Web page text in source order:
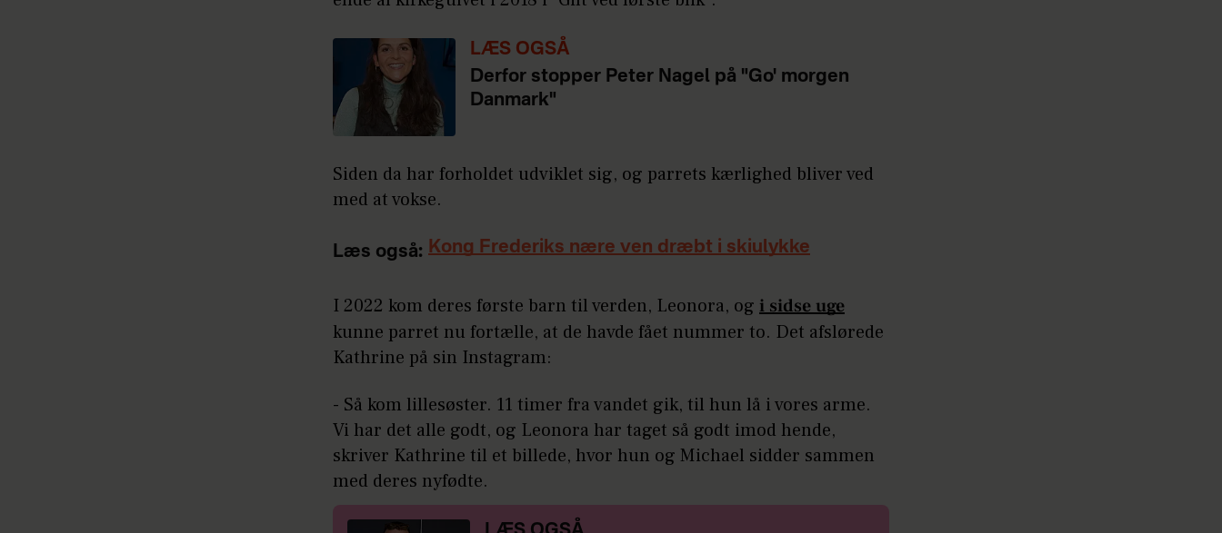
LÆS OGSÅ
Derfor stopper Peter Nagel på "Go' morgen
Danmark"
Siden da har forholdet udviklet sig, og parrets kærlighed bliver ved
med at vokse.
Læs også: Kong Frederiks nære ven dræbt i skiulykke
I 2022 kom deres første barn til verden, Leonora, og i sidse uge
kunne parret nu fortælle, at de havde fået nummer to. Det afslørede
Kathrine på sin Instagram:
- Så kom lillesøster. 11 timer fra vandet gik, til hun lå i vores arme.
Vi har det alle godt, og Leonora har taget så godt imod hende,
skriver Kathrine til et billede, hvor hun og Michael sidder sammen
med deres nyfødte.